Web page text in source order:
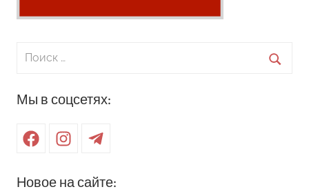
Поиск
Мы в соцсетях:
FacebookInstagramTelegram
Новое на сайте: